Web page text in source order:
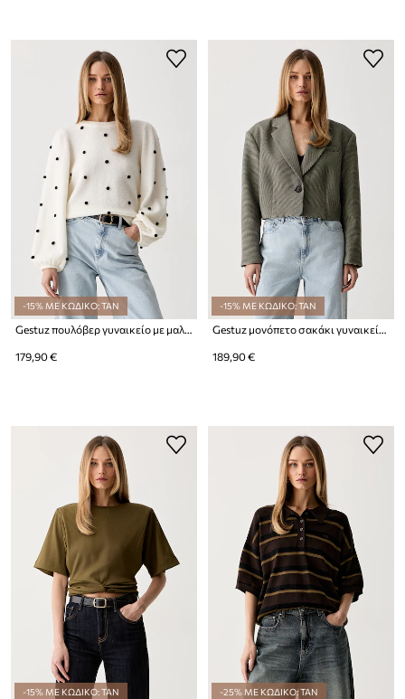
-15% ΜΕ ΚΩΔΙΚΟ: TAN
179,90 €
-15% ΜΕ ΚΩΔΙΚΟ: TAN
189,90 €
-15% ΜΕ ΚΩΔΙΚΟ: TAN -25% ΜΕ ΚΩΔΙΚΟ: TAN